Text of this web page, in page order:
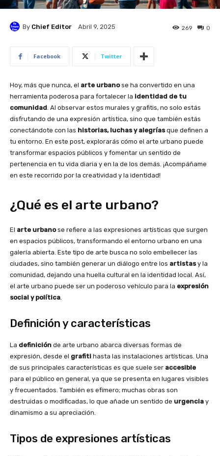
By Chief Editor Abril 9, 2025 0
269
Facebook Twitter
Hoy, más que nunca, el arte urbanose ha convertido en una
herramienta poderosa para fortalecer la identidad de tu
comunidad. Al observar estos murales y grafitis, no solo estás
disfrutando de una expresión artística, sino que también estás
conectándote con las historias, luchas y alegríasque definen a
tu entorno. En este post, explorarás cómo el arte urbano puede
transformar espacios públicos y fomentar un sentido de
pertenencia en tu vida diaria y en la de los demás. ¡Acompáñame
en este recorrido por la creatividad y la identidad!
¿Qué es el arte urbano?
El arte urbanose refiere a las expresiones artísticas que surgen
en espacios públicos, transformando el entorno urbano en una
galería abierta. Este tipo de arte busca no solo embellecer las
ciudades, sino también generar un diálogo entre los artistasy la
comunidad, dejando una huella cultural en la identidad local. Así,
el arte urbano puede ser un poderoso vehículo para la expresión
social y política.
Definición y características
La definición de arte urbano abarca diversas formas de
expresión, desde el grafiti hasta las instalaciones artísticas. Una
de sus principales características es que suele ser accesible
para el público en general, ya que se presenta en lugares visibles
y frecuentados. También es efímero; muchas obras son
destruidas o modificadas, lo que añade un sentido de urgencia y
dinamismo a su apreciación.
Tipos de expresiones artísticas